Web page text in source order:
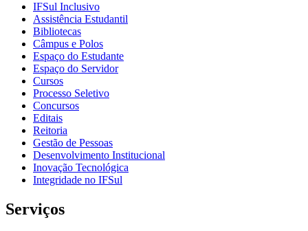
IFSul Inclusivo
Assistência Estudantil
Bibliotecas
Câmpus e Polos
Espaço do Estudante
Espaço do Servidor
Cursos
Processo Seletivo
Concursos
Editais
Reitoria
Gestão de Pessoas
Desenvolvimento Institucional
Inovação Tecnológica
Integridade no IFSul
Serviços